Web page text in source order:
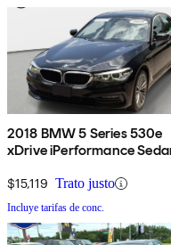
2018 BMW 5 Series 530e
xDrive iPerformance
$15,119 Trato justo
Incluye tarifas de conc.